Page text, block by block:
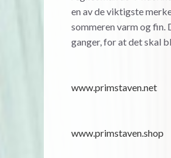
en av de viktigste
sommeren varm og fin.
ganger, for at det skal
www.primstaven.net
www.primstaven.shop